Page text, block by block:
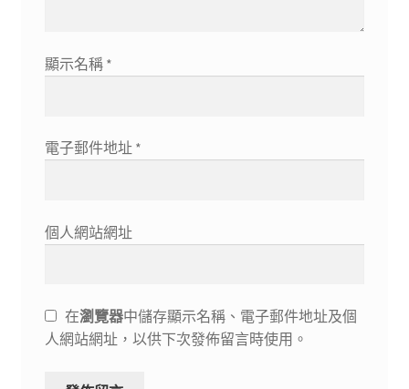
顯示名稱 *
電子郵件地址 *
個人網站網址
在瀏覽器中儲存顯示名稱、電子郵件地址及個
人網站網址，以供下次發佈留言時使用。